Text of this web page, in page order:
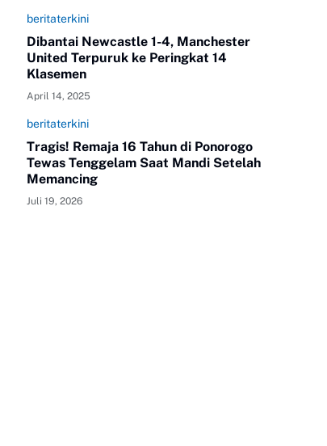
beritaterkini
Dibantai Newcastle 1-4, Manchester
United Terpuruk ke Peringkat 14
Klasemen
April 14, 2025
beritaterkini
Tragis! Remaja 16 Tahun di Ponorogo
Tewas Tenggelam Saat Mandi Setelah
Memancing
Juli 19, 2026